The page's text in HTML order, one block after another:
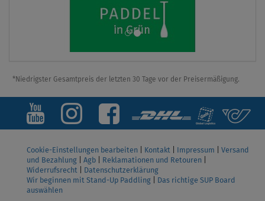
*Niedrigster Gesamtpreis der letzten 30 Tage vor der Preisermäßigung.
Cookie-Einstellungen bearbeiten Kontakt Impressum
Versand
und Bezahlung
Agb Reklamationen und Retouren
Widerrufsrecht
Datenschutzerklärung
Wir beginnen mit Stand-Up Paddling
Das richtige SUP Board
auswählen